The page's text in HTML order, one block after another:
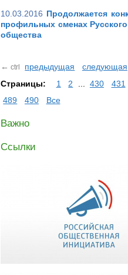
10.03.2016 Продолжается
профильных сменах Русского
общества
← ctrl предыдущая следующая
Страницы:
1 2 430 431
489
490 Все
Важно
Ссылки